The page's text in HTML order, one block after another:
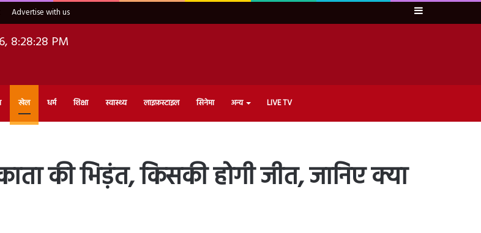
Advertise with us Sidebar
8:28:29 PM
खेल धर्म शिक्षा स्वास्थ्य लाइफ़स्टाइल सिनेमा अन्य LIVE TV
की भिड़ंत, किसकी होगी जीत, जानिए क्या